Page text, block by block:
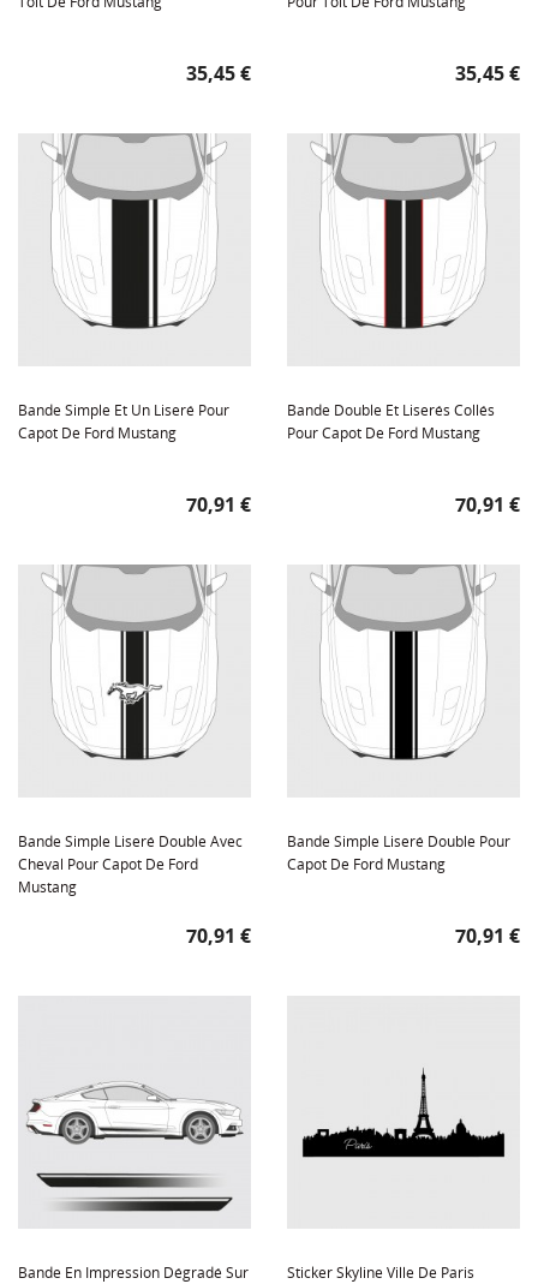
Prix
35,45 € Prix
35,45 €
Bande Simple Et Un Liseré Pour
Capot De Ford Mustang
Prix
70,91 €
Bande Double Et Liserés Collés
Pour Capot De Ford Mustang
Prix
70,91 €
Bande Simple Liseré Double Avec
Cheval Pour Capot De Ford
Mustang
Prix
70,91 €
Bande Simple Liseré Double Pour
Capot De Ford Mustang
Prix
70,91 €
Bande En Impression Dégradé Sur
Sticker Skyline Ville De Paris